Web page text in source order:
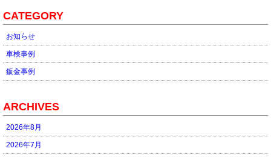
CATEGORY
お知らせ
車検事例
鈑金事例
ARCHIVES
2026年8月
2026年7月